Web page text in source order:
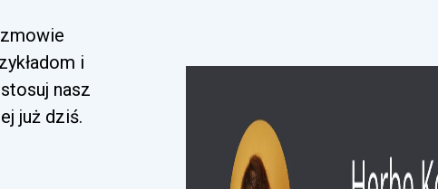
i
nasz
już dziś.